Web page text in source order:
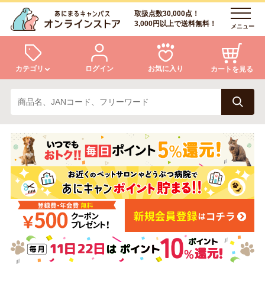
取扱点数30,000点！
3,000円以上で送料無料！
メニュー
カテゴリ
犬 猫
小動物・鳥 アクア・爬虫類・昆虫
ドッグフード キャットフード
美容・ケア用品 服・おさんぽ用品
ログイン お気に入り カートを見る
ログイン
会員登録
あにまるキャンパスについて
アフターサービス
商品リクエスト